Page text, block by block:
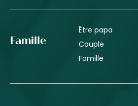
Famille
Être papa
Couple
Famille